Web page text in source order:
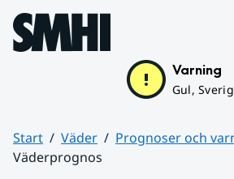
Hoppa till sidans innehåll
Varning
Gul,
Start Väder
Prognoser och
Väderprognos